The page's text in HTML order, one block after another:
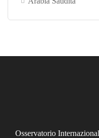
Osservatorio